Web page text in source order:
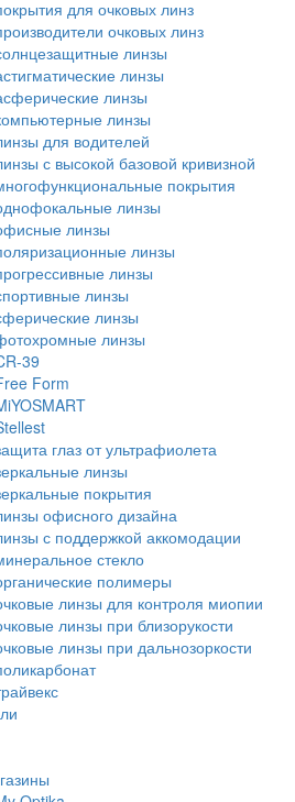
для очковых линз
очковых линз
линзы
линзы
линзы
линзы
для водителей
с высокой базовой кривизной
покрытия
линзы
линзы
линзы
линзы
линзы
линзы
линзы
39
Form
глаз от ультрафиолета
линзы
покрытия
офисного дизайна
с поддержкой аккомодации
стекло
полимеры
линзы для контроля миопии
линзы при близорукости
линзы при дальнозоркости